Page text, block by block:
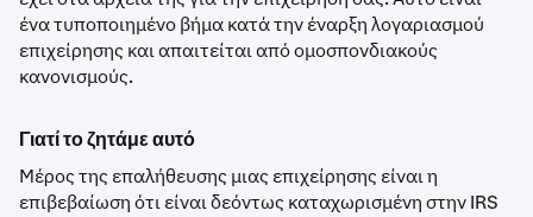
ένα τυποποιημένο βήμα κατά την έναρξη λογαριασμού
επιχείρησης και απαιτείται από ομοσπονδιακούς
κανονισμούς.
Γιατί το ζητάμε αυτό
Μέρος της επαλήθευσης μιας επιχείρησης είναι η
επιβεβαίωση ότι είναι δεόντως καταχωρισμένη στην IRS